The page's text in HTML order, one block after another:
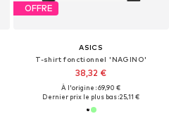
OFFRE
ASICS
T-shirt fonctionnel 'NAGINO'
38,32 €
À l'origine : 69,90 €
Dernier prix le plus bas :25,11 €